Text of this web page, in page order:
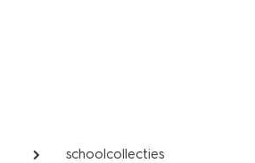
schoolcollecties